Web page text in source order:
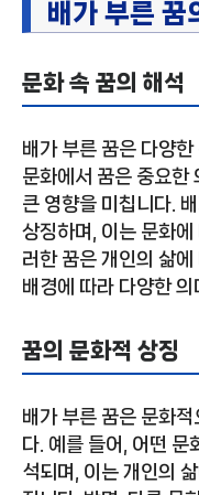
배가 부른 꿈
문화 속 꿈의 해석
배가 부른 꿈은 다양
문화에서 꿈은 중요한
큰 영향을 미칩니다.
상징하며, 이는 문화에
러한 꿈은 개인의 삶
배경에 따라 다양한 의
꿈의 문화적 상징
배가 부른 꿈은 문화
다. 예를 들어, 어떤 문
석되며, 이는 개인의